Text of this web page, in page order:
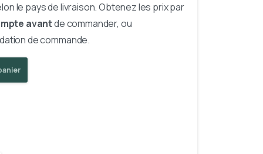
le pays de livraison. Obtenez les prix par
avantde commander, ou
de commande.